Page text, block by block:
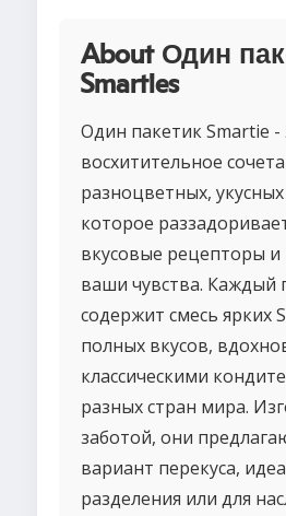
About Один
Smarties
Один пакетик Smartie -
восхитительное
разноцветных,
которое
вкусовые рецепторы и
ваши чувства. Каждый
содержит смесь ярких
полных вкусов,
классическими
разных стран мира.
заботой, они
вариант перекуса,
разделения или для